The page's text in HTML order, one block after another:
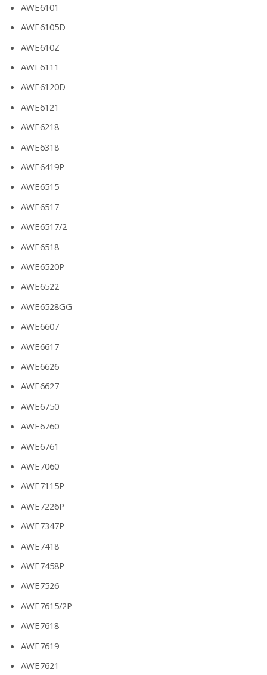
AWE6101
AWE6105D
AWE610Z
AWE6111
AWE6120D
AWE6121
AWE6218
AWE6318
AWE6419P
AWE6515
AWE6517
AWE6517/2
AWE6518
AWE6520P
AWE6522
AWE6528GG
AWE6607
AWE6617
AWE6626
AWE6627
AWE6750
AWE6760
AWE6761
AWE7060
AWE7115P
AWE7226P
AWE7347P
AWE7418
AWE7458P
AWE7526
AWE7615/2P
AWE7618
AWE7619
AWE7621